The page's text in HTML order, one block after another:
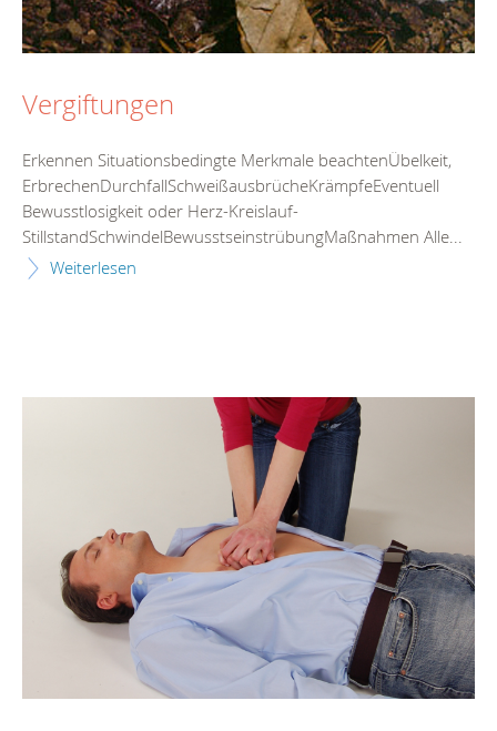
Vergiftungen
Erkennen Situationsbedingte Merkmale beachtenÜbelkeit,
ErbrechenDurchfallSchweißausbrücheKrämpfeEventuell
Bewusstlosigkeit oder Herz-Kreislauf-
StillstandSchwindelBewusstseinstrübungMaßnahmen Alle...
Weiterlesen